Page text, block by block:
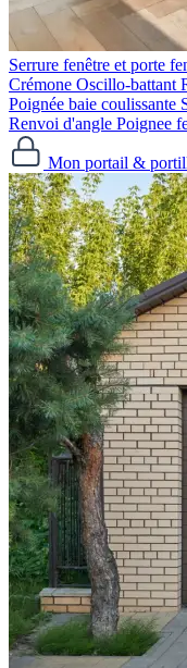
Serrure fenêtre et porte
Crémone Oscillo-battant
Poignée baie coulissante
Renvoi d'angle Poignee
Mon portail &